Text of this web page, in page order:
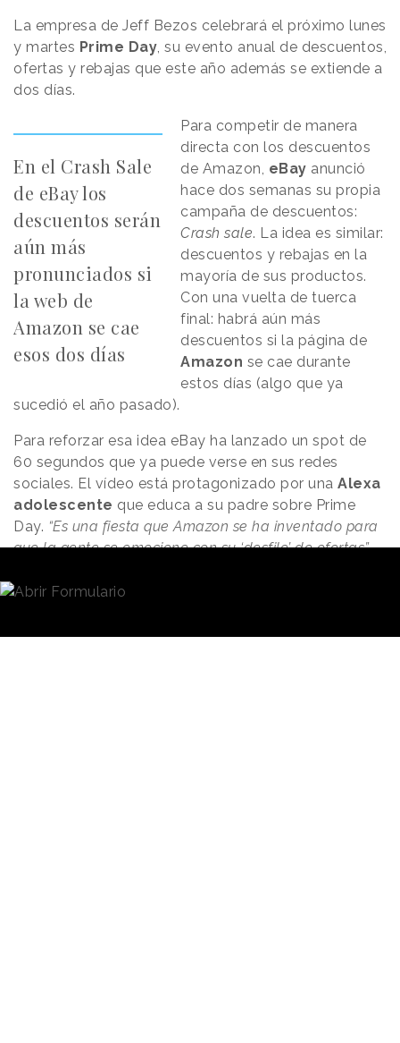
La empresa de Jeff Bezos celebrará el próximo lunes
y martes Prime Day, su evento anual de descuentos,
ofertas y rebajas que este año además se extiende a
dos días.
En el Crash Sale
de eBay los
descuentos serán
aún más
pronunciados si
la web de
Amazon se cae
esos dos días
Para competir de manera
directa con los descuentos
de Amazon, eBay anunció
hace dos semanas su propia
campaña de descuentos:
Crash sale. La idea es similar:
descuentos y rebajas en la
mayoría de sus productos.
Con una vuelta de tuerca
final: habrá aún más
descuentos si la página de
Amazon se cae durante
estos días (algo que ya
sucedió el año pasado).
Para reforzar esa idea eBay ha lanzado un spot de
60 segundos que ya puede verse en sus redes
sociales. El vídeo está protagonizado por una Alexa
adolescente que educa a su padre sobre Prime
Day. “Es una fiesta que Amazon se ha inventado para
que la gente se emocione con su ‘desfile’ de ofertas”
desfiles de verdad no cobran una cuota a sus
“un montón de trastos y cosas que nadie quiere